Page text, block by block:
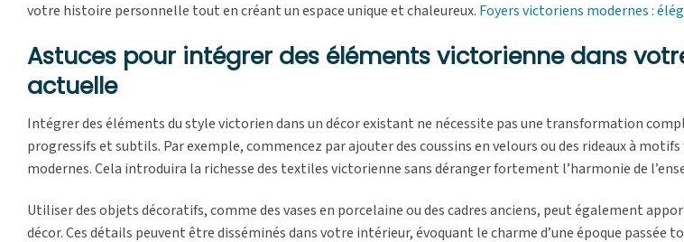
votre histoire personnelle tout en créant un espace unique et chaleureux. Foyers victoriens modernes :
Astuces pour intégrer des éléments victorienne dans
actuelle
Intégrer des éléments du style victorien dans un décor existant ne nécessite pas une transformation
progressifs et subtils. Par exemple, commencez par ajouter des coussins en velours ou des rideaux à
modernes. Cela introduira la richesse des textiles victorienne sans déranger fortement l’harmonie de
Utiliser des objets décoratifs, comme des vases en porcelaine ou des cadres anciens, peut également
décor. Ces détails peuvent être disséminés dans votre intérieur, évoquant le charme d’une époque passée